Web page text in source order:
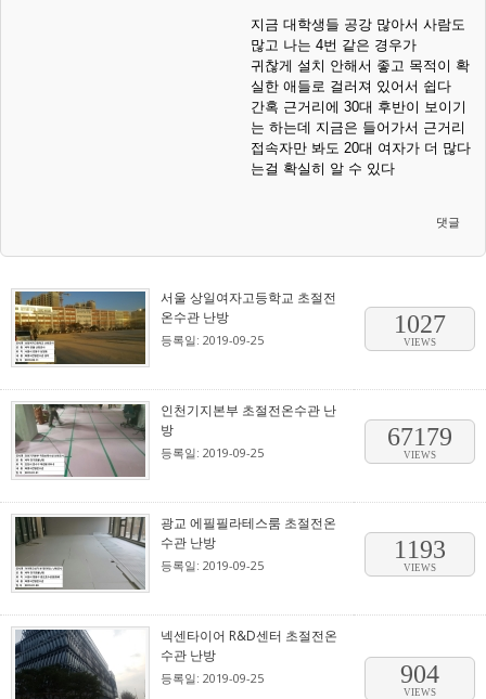
지금 대학생들 공강 많아서 사람도
많고 나는 4번 같은 경우가
귀찮게 설치 안해서 좋고 목적이 확
실한 애들로 걸러져 있어서 쉽다
간혹 근거리에 30대 후반이 보이기
는 하는데 지금은 들어가서 근거리
접속자만 봐도 20대 여자가 더 많다
는걸 확실히 알 수 있다
댓글
서울 상일여자고등학교 초절전
온수관 난방
등록일: 2019-09-25
1027
VIEWS
인천기지본부 초절전온수관 난
방
등록일: 2019-09-25
67179
VIEWS
광교 에필필라테스룸 초절전온
수관 난방
등록일: 2019-09-25
1193
VIEWS
넥센타이어 R&D센터 초절전온
수관 난방
등록일: 2019-09-25 904
VIEWS